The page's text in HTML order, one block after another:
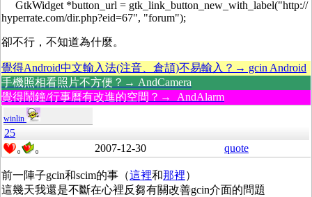
GtkWidget *button_url = gtk_link_button_new_with_label("http://
hyperrate.com/dir.php?eid=67", "forum");
卻不行，不知道為什麼。
覺得Android中文輸入法(注音、倉頡)不易輸入？→ gcin Android
手機照相看照片不方便？→ AndCamera
覺得鬧鐘/行事曆有改進的空間？→ AndAlarm
winlin
25
0 0 2007-12-30 quote
前一陣子gcin和scim的事（這裡和那裡）
這幾天我還是不斷在心裡反芻有關改善gcin介面的問題